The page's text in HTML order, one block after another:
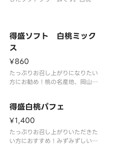
得盛ソフト 白桃ミック
ス
¥860
たっぷりお召し上がりになりたい
方にお勧め！桃の名産地、岡山県
ずしい果汁と上品な甘さ、甘い香
りと旨味を再現しました。ミルク
ソフトとの相性もピッタリです。
得盛白桃パフェ
¥1,400
たっぷりお召し上がりいただきた
い方におすすめ！みずみずしい白